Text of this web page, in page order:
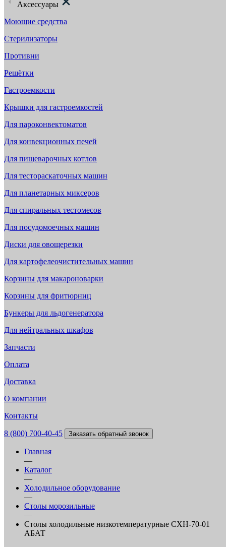
Аксессуары
Моющие средства
Стерилизаторы
Противни
Решётки
Гастроемкости
Крышки для гастроемкостей
Для пароконвектоматов
Для конвекционных печей
Для пищеварочных котлов
Для тестораскаточных машин
Для планетарных миксеров
Для спиральных тестомесов
Для посудомоечных машин
Диски для овощерезки
Для картофелеочистительных машин
Корзины для макароноварки
Корзины для фритюрниц
Бункеры для льдогенератора
Для нейтральных шкафов
Запчасти
Оплата
Доставка
О компании
Контакты
8 (800) 700-40-45 Заказать обратный звонок
Главная
—
Каталог
—
Холодильное оборудование
—
Столы морозильные
—
Столы холодильные низкотемпературные СХН-70-01
АБАТ